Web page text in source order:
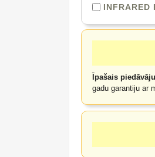
INFRARED
Īpašais
gadu garantiju ar